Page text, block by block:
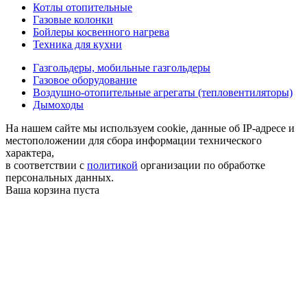
Котлы отопительные
Газовые колонки
Бойлеры косвенного нагрева
Техника для кухни
Газгольдеры, мобильные газгольдеры
Газовое оборудование
Воздушно-отопительные агрегаты (тепловентиляторы)
Дымоходы
На нашем сайте мы используем cookie, данные об IP-адресе и
местоположении для сбора информации технического
характера,
в соответствии с политикой организации по обработке
персональных данных.
Ваша корзина пуста